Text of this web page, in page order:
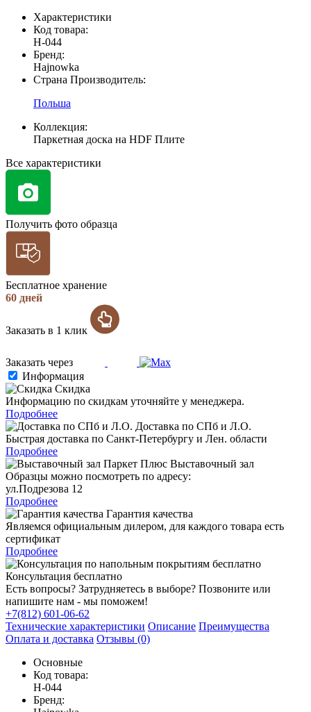
Характеристики
Код товара:
H-044
Бренд:
Hajnowka
Страна Производитель:
Польша
Коллекция:
Паркетная доска на HDF Плите
Все характеристики
Получить фото образца
Бесплатное хранение
60 дней
Заказать в 1 клик
Заказать через
Информация
Скидка
Информацию по скидкам уточняйте у менеджера.
Подробнее
Доставка по СПб и Л.О.
Быстрая доставка по Санкт-Петербургу и Лен. области
Подробнее
Выставочный зал
Образцы можно посмотреть по адресу:
ул.Подрезова 12
Подробнее
Гарантия качества
Являемся официальным дилером, для каждого товара есть
сертификат
Подробнее
Консультация бесплатно
Есть вопросы? Затрудняетесь в выборе? Позвоните или
напишите нам - мы поможем!
+7(812) 601-06-62
Технические характеристики Описание Преимущества
Оплата и доставка Отзывы (0)
Основные
Код товара:
H-044
Бренд: